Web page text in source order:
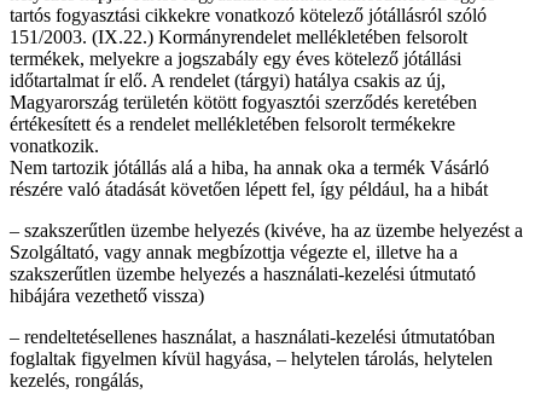
tartós fogyasztási cikkekre vonatkozó kötelező jótállásról szóló
151/2003. (IX.22.) Kormányrendelet mellékletében felsorolt
termékek, melyekre a jogszabály egy éves kötelező jótállási
időtartalmat ír elő. A rendelet (tárgyi) hatálya csakis az új,
Magyarország területén kötött fogyasztói szerződés keretében
értékesített és a rendelet mellékletében felsorolt termékekre
vonatkozik.
Nem tartozik jótállás alá a hiba, ha annak oka a termék Vásárló
részére való átadását követően lépett fel, így például, ha a hibát
– szakszerűtlen üzembe helyezés (kivéve, ha az üzembe helyezést a
Szolgáltató, vagy annak megbízottja végezte el, illetve ha a
szakszerűtlen üzembe helyezés a használati-kezelési útmutató
hibájára vezethető vissza)
– rendeltetésellenes használat, a használati-kezelési útmutatóban
foglaltak figyelmen kívül hagyása, – helytelen tárolás, helytelen
kezelés, rongálás,